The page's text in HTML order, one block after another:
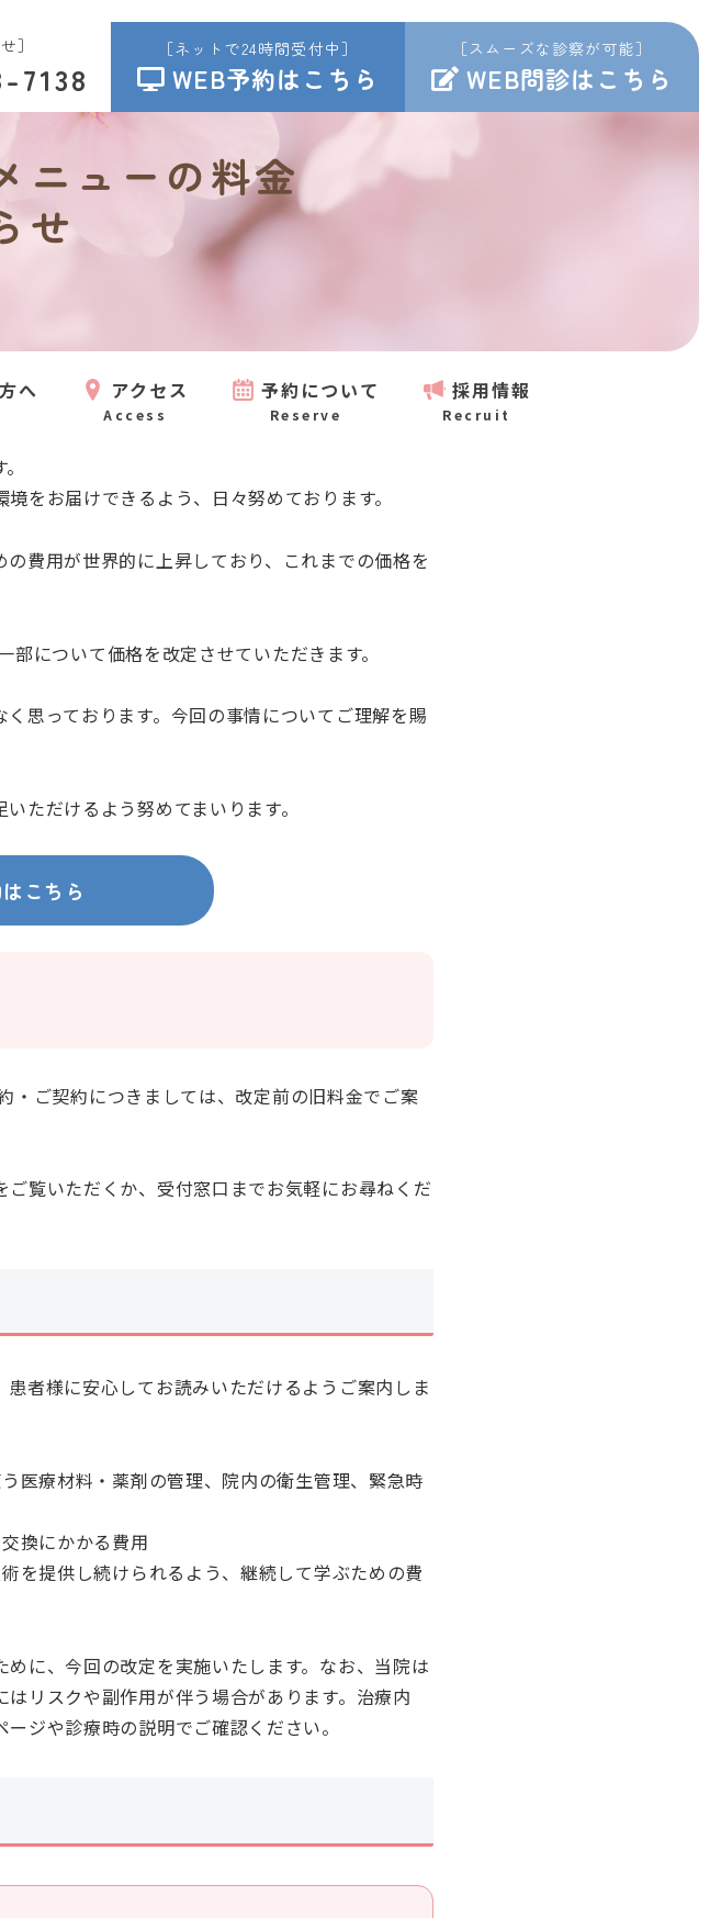
］
7138
［ネットで24時間受付中］
WEB予約はこちら
［スムーズな診察が可能］
WEB問診はこちら
ニューの料金
せ
へ アクセス
Access
予約について
Reserve
採用情報
Recruit
をお届けできるよう、日々努めております。
費用が世界的に上昇しており、これまでの価格を
部について価格を改定させていただきます。
思っております。今回の事情についてご理解を賜
ただけるよう努めてまいります。
こちら
ご契約につきましては、改定前の旧料金でご案
覧いただくか、受付窓口までお気軽にお尋ねくだ
者様に安心してお読みいただけるようご案内しま
医療材料・薬剤の管理、院内の衛生管理、緊急時
換にかかる費用
を提供し続けられるよう、継続して学ぶための費
に、今回の改定を実施いたします。なお、当院は
リスクや副作用が伴う場合があります。治療内
ジや診療時の説明でご確認ください。